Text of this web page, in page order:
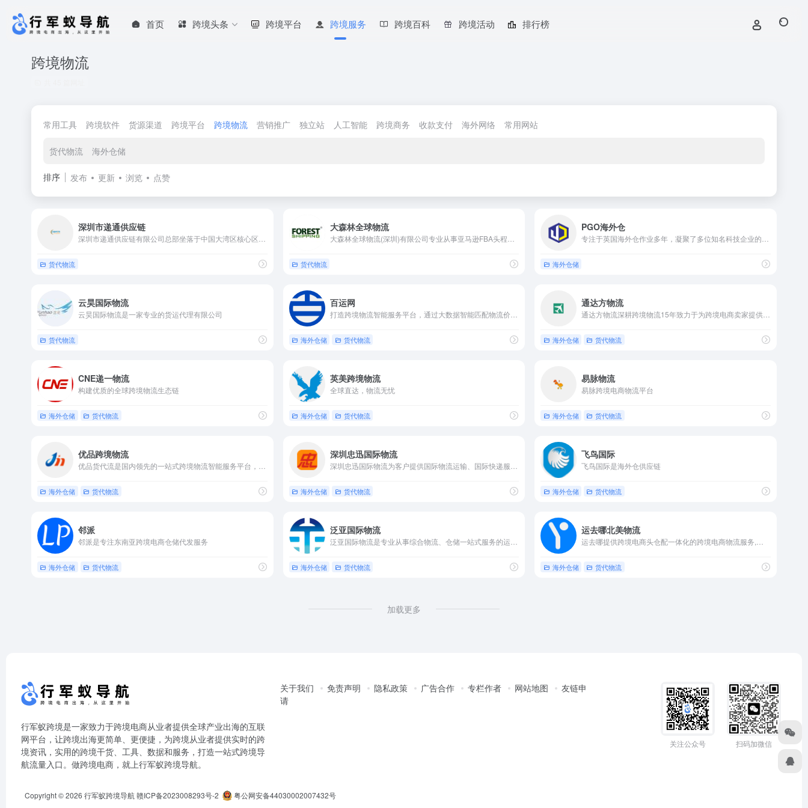
首页 跨境头条 跨境平台 跨境服务 跨境百科 跨境活动 排行榜
跨境物流
常用工具 跨境软件 货源渠道 跨境平台 跨境物流 营销推广 独立站 人工智能 跨境商务 收款支付 海外网络 常用网站
货代物流 海外仓储
排序 发布 更新 浏览 点赞
深圳市递通供应链
货代物流
大森林全球物流
货代物流
PGO海外仓
海外仓储
云昊国际物流
云昊国际物流是一家专业的货运代理有限公司
货代物流
百运网
海外仓储 货代物流
通达方物流
海外仓储 货代物流
CNE递一物流
构建优质的全球跨境物流生态链
海外仓储 货代物流
英美跨境物流
全球直达，物流无忧
海外仓储 货代物流
易脉物流
易脉跨境电商物流平台
海外仓储 货代物流
优品跨境物流
海外仓储 货代物流
深圳忠迅国际物流
海外仓储 货代物流
飞鸟国际
飞鸟国际是海外仓供应链
海外仓储 货代物流
邻派
邻派是专注东南亚跨境电商仓储代发服务
海外仓储 货代物流
泛亚国际物流
海外仓储 货代物流
运去哪北美物流
海外仓储 货代物流
加载更多
行军蚁跨境是一家致力于跨境电商从业者提供全球产业出海的互联
网平台，让跨境出海更简单、更便捷，为跨境从业者提供实时的跨
境资讯，实用的跨境干货、工具、数据和服务，打造一站式跨境导
航流量入口。做跨境电商，就上行军蚁跨境导航。
关于我们 免责声明 隐私政策 广告合作 专栏作者 网站地图
友链申
请
关注公众号 扫码加微信
Copyright © 2026 行军蚁跨境导航赣ICP备2023008293号-2 粤公网安备44030002007432号